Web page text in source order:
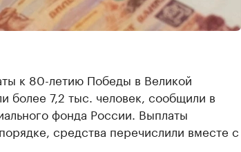
к 80-летию Победы в Великой
более 7,2 тыс. человек, сообщили в
фонда России. Выплаты
средства перечислили вместе с